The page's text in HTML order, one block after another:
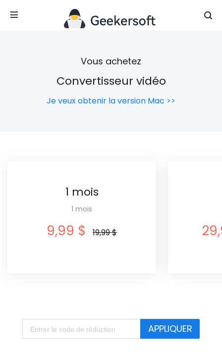
Vous achetez
Convertisseur vidéo
Je veux obtenir la version Mac >>
1 mois
1 mois
9,99 $ 19,99 $
APPLIQUER